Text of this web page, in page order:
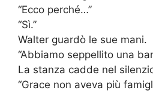
“Ecco perché…”
“Sì.”
Walter guardò le sue mani.
“Abbiamo seppellito una
La stanza cadde nel
“Grace non aveva più